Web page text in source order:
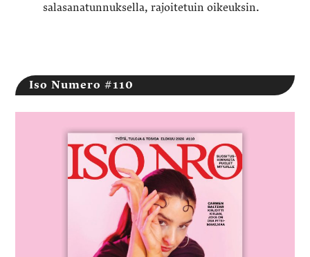
salasanatunnuksella, rajoitetuin oikeuksin.
Iso Numero #110